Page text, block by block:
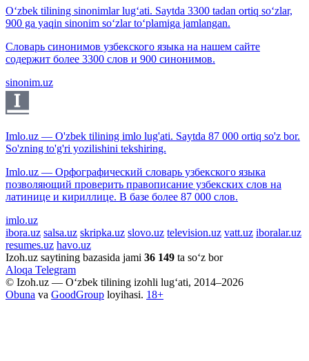
O‘zbek tilining sinonimlar lug‘ati. Saytda 3300 tadan ortiq so‘zlar,
900 ga yaqin sinonim so‘zlar to‘plamiga jamlangan.
Словарь синонимов узбекского языка на нашем сайте
содержит более 3300 слов и 900 синонимов.
sinonim.uz
Imlo.uz — O'zbek tilining imlo lug'ati. Saytda 87 000 ortiq so'z bor.
So'zning to'g'ri yozilishini tekshiring.
Imlo.uz — Орфографический словарь узбекского языка
позволяющий проверить правописание узбекских слов на
латинице и кириллице. В базе более 87 000 слов.
imlo.uz
ibora.uz salsa.uz skripka.uz slovo.uz television.uz vatt.uz iboralar.uz
resumes.uz havo.uz
Izoh.uz saytining bazasida jami 36 149 ta so‘z bor
Aloqa Telegram
© Izoh.uz — O‘zbek tilining izohli lug‘ati, 2014–2026
Obuna va GoodGroup loyihasi. 18+